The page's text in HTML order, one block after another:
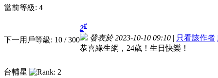
當前等級: 4
下一用戶等級: 10 / 300
台輔星
2#
發表於 2023-10-10 09:10 | 只看該作者
恭喜緣生網，24歲！生日快樂！